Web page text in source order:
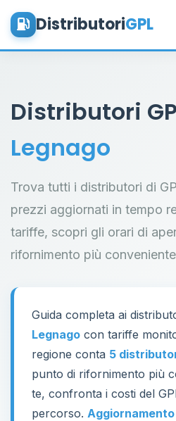
DistributoriGPL
Distributori
Legnago
Trova tutti i distributori di
prezzi aggiornati in tempo
tariffe, scopri gli orari di
rifornimento più
Guida completa ai
Legnago con tariffe
regione conta 5
punto di rifornimento più
te, confronta i costi del
percorso.